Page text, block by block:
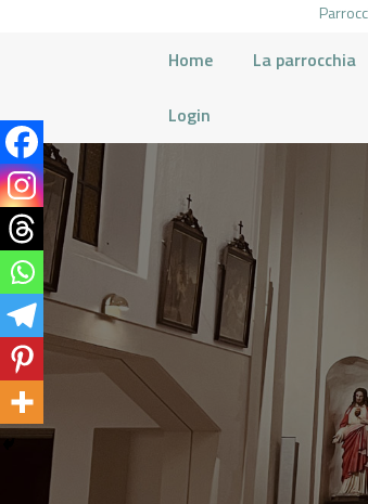
Home La parrocchia
Login